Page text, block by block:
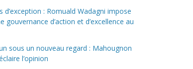
d’exception : Romuald Wadagni impose
gouvernance d’action et d’excellence au
sous un nouveau regard : Mahougnon
l’opinion